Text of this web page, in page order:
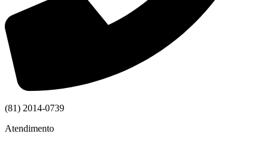
(81) 2014-0739
Atendimento